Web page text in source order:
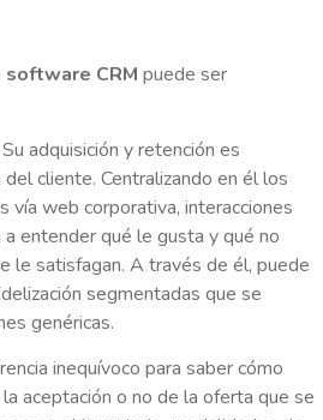
software CRM puede ser
Su adquisición y retención es
cliente. Centralizando en él los
web corporativa, interacciones
entender qué le gusta y qué no
le satisfagan. A través de él, puede
segmentadas que se
genéricas.
inequívoco para saber cómo
aceptación o no de la oferta que se